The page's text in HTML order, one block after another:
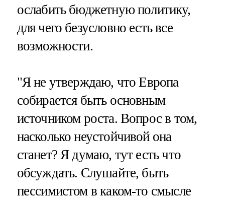
ослабить бюджетную политику,
для чего безусловно есть все
возможности.
"Я не утверждаю, что Европа
собирается быть основным
источником роста. Вопрос в том,
насколько неустойчивой она
станет? Я думаю, тут есть что
обсуждать. Слушайте, быть
пессимистом в каком-то смысле